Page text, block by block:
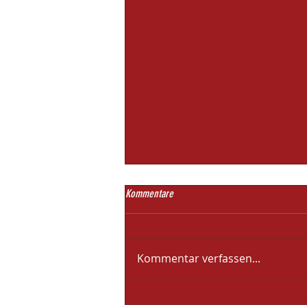
Kommentare
Kommentar verfassen...